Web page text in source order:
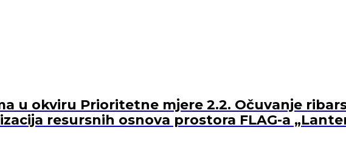
u okviru Prioritetne mjere 2.2. Očuvanje
resursnih osnova prostora FLAG-a